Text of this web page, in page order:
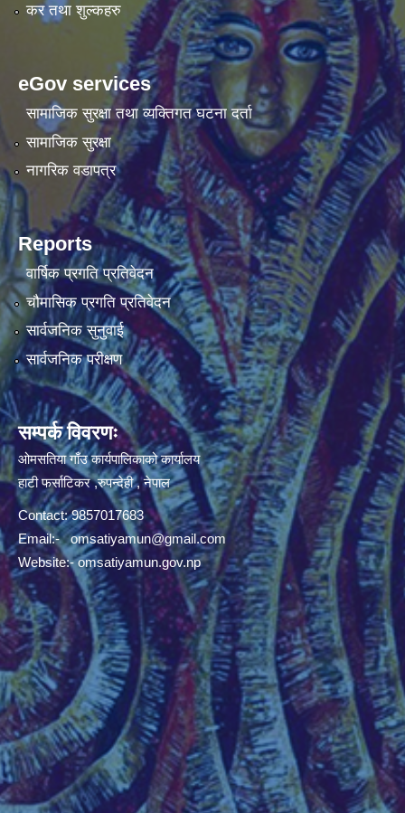
कर तथा शुल्कहरु
eGov services
सामाजिक सुरक्षा तथा व्यक्तिगत घटना दर्ता
सामाजिक सुरक्षा
नागरिक वडापत्र
Reports
वार्षिक प्रगति प्रतिवेदन
चौमासिक प्रगति प्रतिवेदन
सार्वजनिक सुनुवाई
सार्वजनिक परीक्षण
सम्पर्क विवरणः
ओमसतिया गाँउ कार्यपालिकाको कार्यालय
हाटी फर्साटिकर ,रुपन्देही , नेपाल
Contact: 9857017683
Email:-omsatiyamun@gmail.com
Website:- omsatiyamun.gov.np